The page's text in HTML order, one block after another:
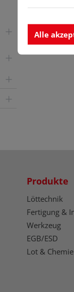
Produkte
Löttechnik
Fertigung &
Werkzeug
EGB/ESD
Lot & Chemie
Alle